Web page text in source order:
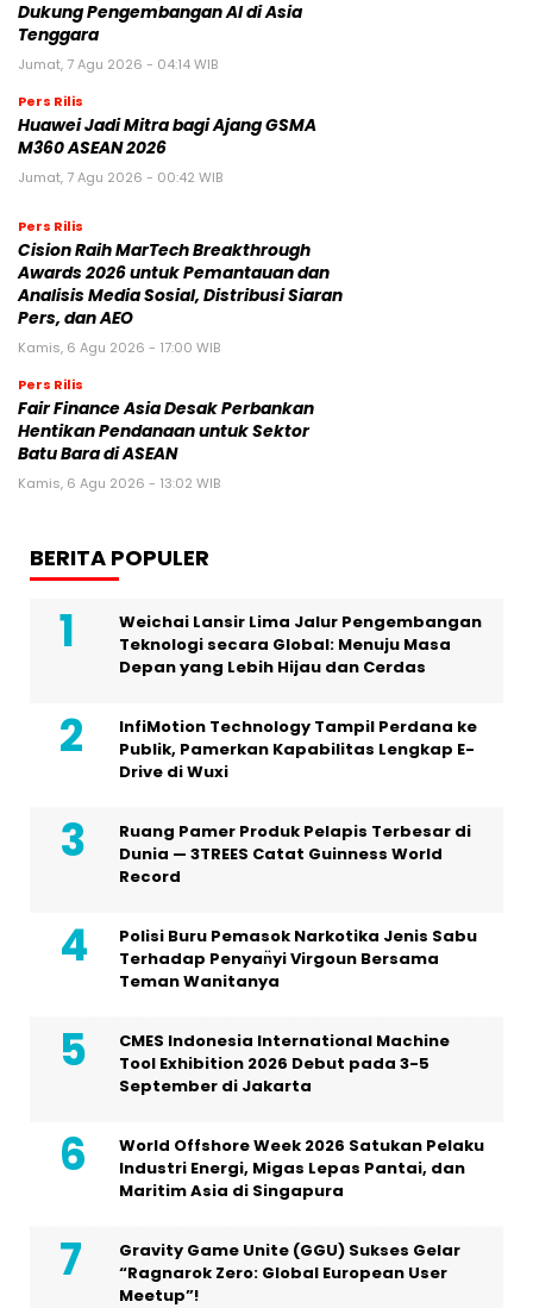
Dukung Pengembangan AI di Asia
Tenggara
Jumat, 7 Agu 2026 - 04:14 WIB
Pers Rilis
Huawei Jadi Mitra bagi Ajang GSMA
M360 ASEAN 2026
Jumat, 7 Agu 2026 - 00:42 WIB
Pers Rilis
Cision Raih MarTech Breakthrough
Awards 2026 untuk Pemantauan dan
Analisis Media Sosial, Distribusi Siaran
Pers, dan AEO
Kamis, 6 Agu 2026 - 17:00 WIB
Pers Rilis
Fair Finance Asia Desak Perbankan
Hentikan Pendanaan untuk Sektor
Batu Bara di ASEAN
Kamis, 6 Agu 2026 - 13:02 WIB
BERITA POPULER
Weichai Lansir Lima Jalur Pengembangan
Teknologi secara Global: Menuju Masa
Depan yang Lebih Hijau dan Cerdas
InfiMotion Technology Tampil Perdana ke
Publik, Pamerkan Kapabilitas Lengkap E-
Drive di Wuxi
Ruang Pamer Produk Pelapis Terbesar di
Dunia — 3TREES Catat Guinness World
Record
Polisi Buru Pemasok Narkotika Jenis Sabu
Terhadap Penyan̈yi Virgoun Bersama
Teman Wanitanya
CMES Indonesia International Machine
Tool Exhibition 2026 Debut pada 3-5
September di Jakarta
World Offshore Week 2026 Satukan Pelaku
Industri Energi, Migas Lepas Pantai, dan
Maritim Asia di Singapura
Gravity Game Unite (GGU) Sukses Gelar
“Ragnarok Zero: Global European User
Meetup”!